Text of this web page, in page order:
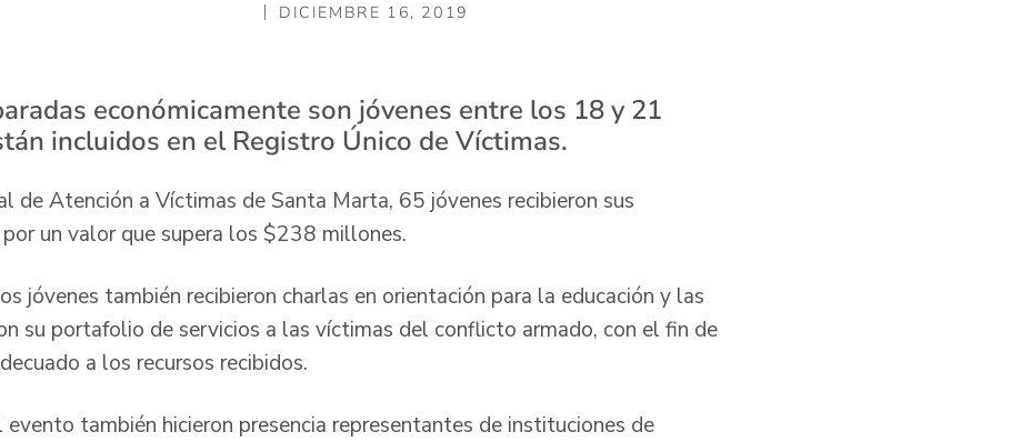
DICIEMBRE 16, 2019
económicamente son jóvenes entre los 18 y 21
incluidos en el Registro Único de Víctimas.
de Atención a Víctimas de Santa Marta, 65 jóvenes recibieron sus
un valor que supera los $238 millones.
jóvenes también recibieron charlas en orientación para la educación y las
su portafolio de servicios a las víctimas del conflicto armado, con el fin de
a los recursos recibidos.
evento también hicieron presencia representantes de instituciones de